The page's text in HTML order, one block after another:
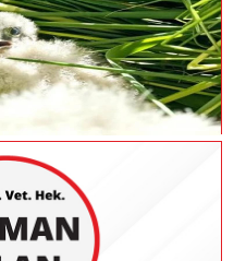
Yavru Tilkiler
Doğaya Bırakıldı
Emin Ellerde